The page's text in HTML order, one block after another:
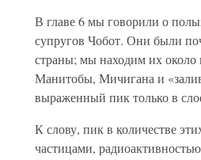
В главе 6 мы говорили о
супругов Чобот. Они были
страны; мы находим их
Манитобы, Мичигана и
выраженный пик только в
К слову, пик в количестве
частицами,